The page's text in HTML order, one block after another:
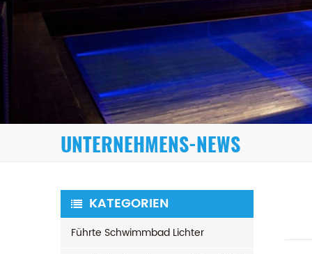
UNTERNEHMENS-NEWS
KATEGORIEN
Führte Schwimmbad Lichter